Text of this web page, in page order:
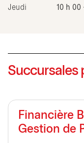
Jeudi 10 h 00
Succursales
Financière
Gestion de